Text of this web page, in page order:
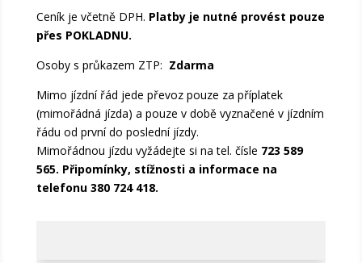
Ceník je včetně DPH. Platby je nutné provést pouze
přes POKLADNU.
Osoby s průkazem ZTP: Zdarma
Mimo jízdní řád jede převoz pouze za příplatek
(mimořádná jízda) a pouze v době vyznačené v jízdním
řádu od první do poslední jízdy.
Mimořádnou jízdu vyžádejte si na tel. čísle 723 589
565. Připomínky, stížnosti a informace na
telefonu 380 724 418.